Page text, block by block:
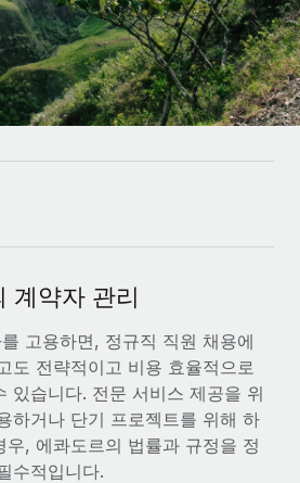
심 HR 기능
로 프로세스를 간소화
수 업무 처리에 전문가 지원 제공
세스 간소화
벌 HR
을 유연하게 통합
십 기회 탐색
곧 제공 예정
Weaviate가 Remote와 협력하여
장시킨 방법
계약자 관리
고용하면, 정규직 직원 채용에
도 전략적이고 비용 효율적으로
있습니다. 전문 서비스 제공을 위
하거나 단기 프로젝트를 위해 하
우, 에콰도르의 법률과 규정을 정
수적입니다.